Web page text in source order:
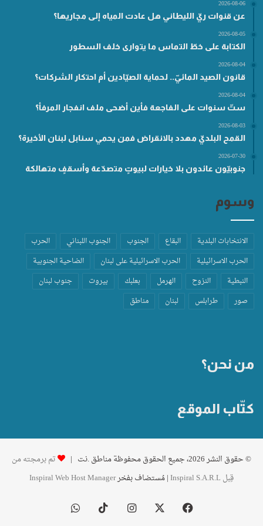
2026-08-06
عن قنوات ريّ الليطاني هل عادت المياه إلى مجاريها؟
2026-08-05
الكتابة على خطّ التماس ما يتوارى خلف السطور
2026-08-04
قانون الصيد المائيّ.. لحماية الصيّادين أم احتكار الشركات؟
2026-08-04
ستّ سنوات على الفاجعة فأين أضحى ملف انفجار المرفأ؟
2026-08-03
القمح البلديّ مهدد بالانقراض فمن يحمي سنابل لبنان الأخيرة؟
2026-07-30
جنوبيّون عائدون بلا خيارات لبيوتٍ متصدّعة وأسقفٍ متهالكة
وسوم
الانتخابات البلدية البقاع الجنوب الجنوب اللبناني
الحرب
الحرب الاسرائيلية
الحرب الاسرائيلية على لبنان
الضاحية الجنوبية
النبطية
النزوح الهرمل بعلبك بيروت
جنوب لبنان
صور
طرابلس لبنان مناطق
من نحن؟
كتّاب الموقع
© حقوق النشر 2026، جميع الحقوق محفوظة مناطق .نت |
تم برمجته من
قِبل Inspiral S.A.R.L
| مُستضاف بفخرInspiral Web Host Manager
فيسبوك انستقرام ‫TikTokواتساب